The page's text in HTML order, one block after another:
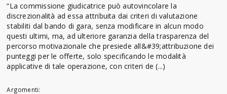
“La commissione giudicatrice può autovincolare la
discrezionalità ad essa attribuita dai criteri di valutazione
stabiliti dal bando di gara, senza modificare in alcun modo
questi ultimi, ma, ad ulteriore garanzia della trasparenza del
percorso motivazionale che presiede all&#39;attribuzione dei
punteggi per le offerte, solo specificando le modalità
applicative di tale operazione, con criteri de (...)
Argomenti: